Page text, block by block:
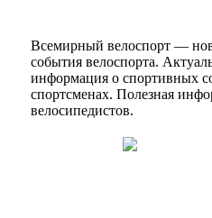
Всемирный велоспорт —
события велоспорта.
информация о спортивных
спортсменах. Полезная
велосипедистов.